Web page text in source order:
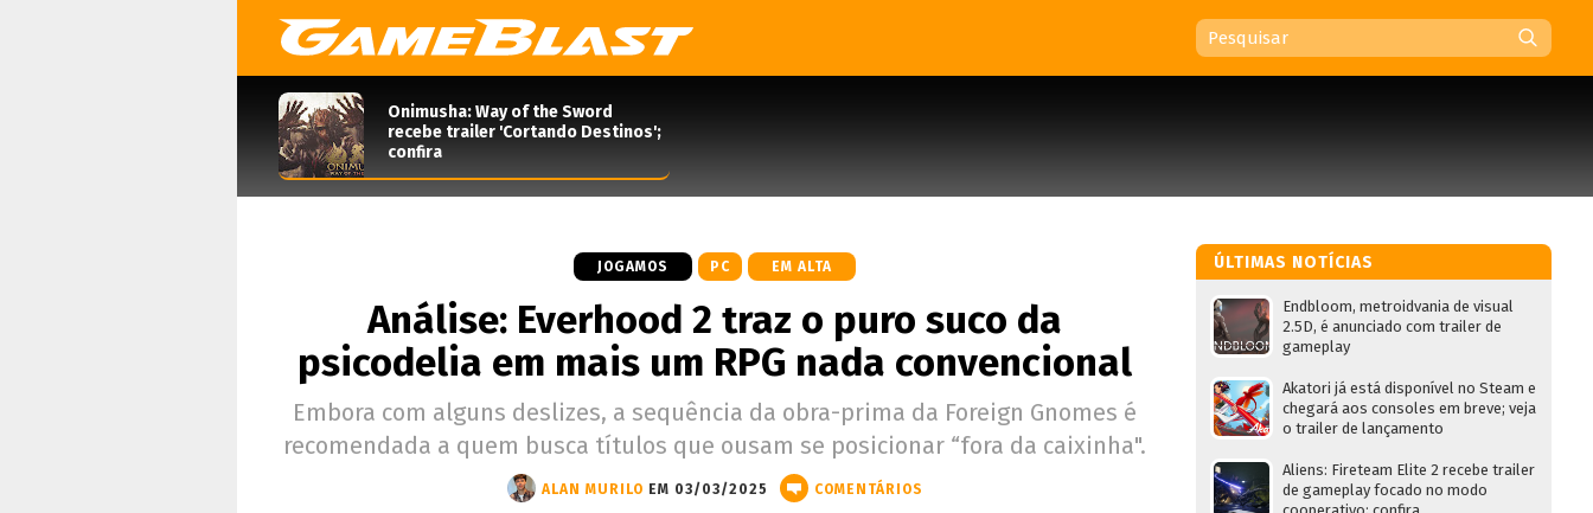
Onimusha: Way of the Sword
recebe trailer 'Cortando Destinos';
confira
JOGAMOS PC EM ALTA
Análise: Everhood 2 traz o puro suco da
psicodelia em mais um RPG nada convencional
Embora com alguns deslizes, a sequência da obra-prima da Foreign Gnomes é
recomendada a quem busca títulos que ousam se posicionar “fora da caixinha".
ALAN MURILO EM 03/03/2025 COMENTÁRIOS
ÚLTIMAS NOTÍCIAS
Endbloom, metroidvania de visual
2.5D, é anunciado com trailer de
gameplay
Akatori já está disponível no Steam e
chegará aos consoles em breve; veja
o trailer de lançamento
Aliens: Fireteam Elite 2 recebe trailer
de gameplay focado no modo